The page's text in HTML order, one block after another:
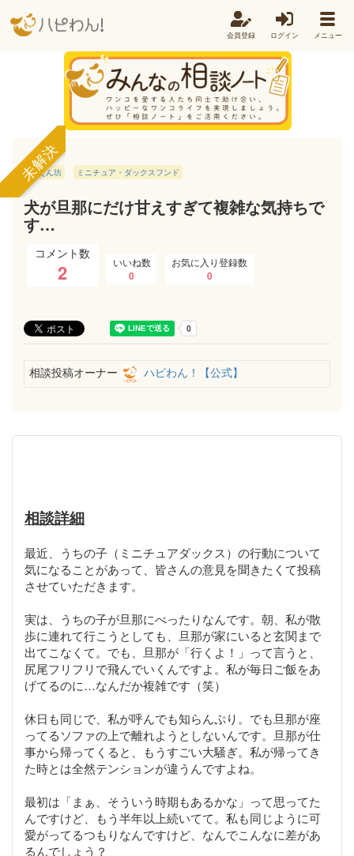
会員登録 ログイン メニュー
未解決
甘えん坊 ミニチュア・ダックスフンド
犬が旦那にだけ甘えすぎて複雑な気持ちで
す…
コメント数
2 いいね数
0
お気に入り登録数
0
相談投稿オーナー ハピわん！【公式】
相談詳細
最近、うちの子（ミニチュアダックス）の行動について
気になることがあって、皆さんの意見を聞きたくて投稿
させていただきます。
実は、うちの子が旦那にべったりなんです。朝、私が散
歩に連れて行こうとしても、旦那が家にいると玄関まで
出てこなくて。でも、旦那が「行くよ！」って言うと、
尻尾フリフリで飛んでいくんですよ。私が毎日ご飯をあ
げてるのに…なんだか複雑です（笑）
休日も同じで、私が呼んでも知らんぷり。でも旦那が座
ってるソファの上で離れようとしないんです。旦那が仕
事から帰ってくると、もうすごい大騒ぎ。私が帰ってき
た時とは全然テンションが違うんですよね。
最初は「まぁ、そういう時期もあるかな」って思ってた
んですけど、もう半年以上続いてて。私も同じように可
愛がってるつもりなんですけど、なんでこんなに差があ
るんでしょう？